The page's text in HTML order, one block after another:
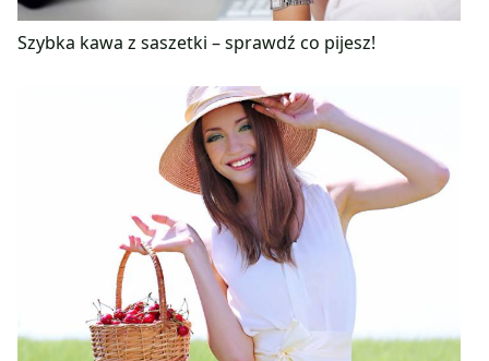
Szybka kawa z saszetki – sprawdź co pijesz!